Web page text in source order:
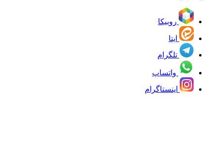
روبیکا
ایتا
تلگرام
واتساپ
اینستاگرام